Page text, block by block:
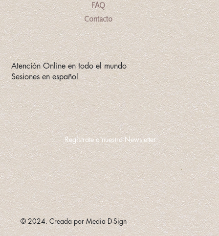
FAQ
Contacto
Atención Online en todo el mundo
Sesiones en español
Regístrate a nuestro Newsletter
© 2024. Creada por Media D-Sign